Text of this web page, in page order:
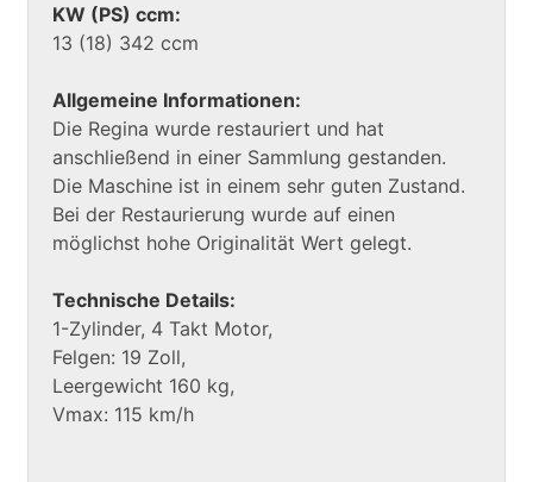
KW (PS) ccm:
13 (18) 342 ccm
Allgemeine Informationen:
Die Regina wurde restauriert und hat
anschließend in einer Sammlung gestanden.
Die Maschine ist in einem sehr guten Zustand.
Bei der Restaurierung wurde auf einen
möglichst hohe Originalität Wert gelegt.
Technische Details:
1-Zylinder, 4 Takt Motor,
Felgen: 19 Zoll,
Leergewicht 160 kg,
Vmax: 115 km/h